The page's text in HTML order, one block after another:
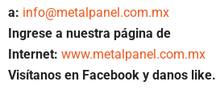
a: info@metalpanel.com.mx
Ingrese a nuestra página de
Internet: www.metalpanel.com.mx
Visítanos en Facebook y danos like.